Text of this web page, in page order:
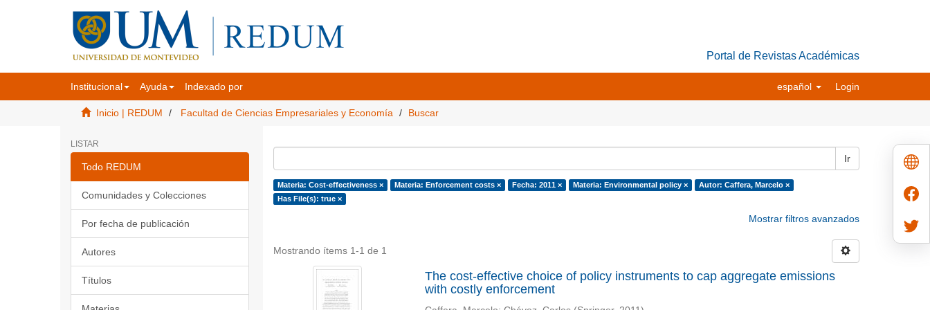
Portal de Revistas Académicas
Institucional Ayuda Indexado por español Login
Inicio | REDUM Facultad de Ciencias Empresariales y Economía Buscar
LISTAR
Todo REDUM
Comunidades y Colecciones
Por fecha de publicación
Autores
Títulos
Ir
Materia: Cost-effectiveness × Materia: Enforcement costs × Fecha: 2011 × Materia: Environmental policy ×
Autor: Caffera, Marcelo ×
Has File(s): true ×
Mostrar filtros avanzados
Mostrando ítems 1-1 de 1
The cost-effective choice of policy instruments to cap aggregate emissions
with costly enforcement